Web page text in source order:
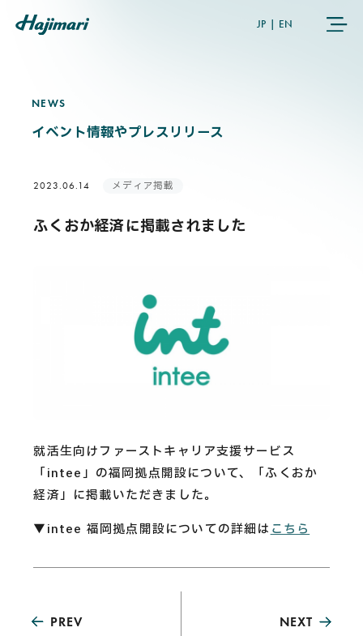
JP EN
COMPANY
NEWS
MEMBERS
CAREERS
Privacy Policy
NEWS
NEWS
イベント情報やプレスリリース
2023.06.14 メディア掲載
ふくおか経済に掲載されました
就活生向けファーストキャリア支援サービス
「intee」の福岡拠点開設について、「ふくおか
経済」に掲載いただきました。
▼intee 福岡拠点開設についての詳細は こちら
PREV NEXT